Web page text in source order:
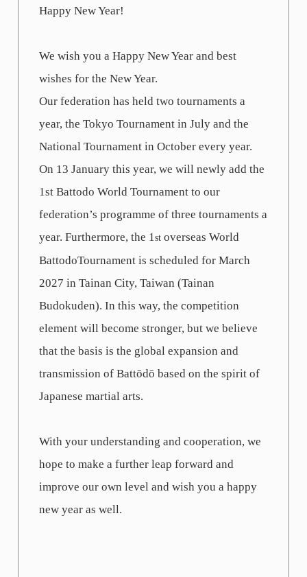
Happy New Year!
We wish you a Happy New Year and best
wishes for the New Year.
Our federation has held two tournaments a
year, the Tokyo Tournament in July and the
National Tournament in October every year.
On 13 January this year, we will newly add the
1st Battodo World Tournament to our
federation’s programme of three tournaments a
year. Furthermore, the 1stoverseas World
BattodoTournament is scheduled for March
2027 in Tainan City, Taiwan (Tainan
Budokuden). In this way, the competition
element will become stronger, but we believe
that the basis is the global expansion and
transmission of Battōdō based on the spirit of
Japanese martial arts.
With your understanding and cooperation, we
hope to make a further leap forward and
improve our own level and wish you a happy
new year as well.